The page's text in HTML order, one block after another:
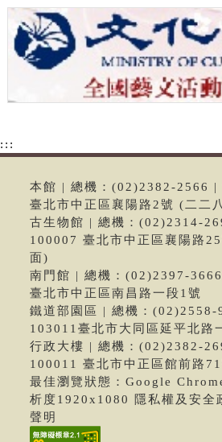
:::
本館 | 總機：(02)2382-2566 |
臺北市中正區襄陽路2號 (二二
古生物館 | 總機：(02)2314-
100007 臺北市中正區襄陽路
面)
南門館 | 總機：(02)2397-
臺北市中正區南昌路一段1號
鐵道部園區 | 總機：(02)2558-
103011臺北市大同區延平北路
行政大樓 | 總機：(02)2382-
100011 臺北市中正區館前路
最佳瀏覽狀態：Google
析度1920x1080 隱私權及安全
聲明